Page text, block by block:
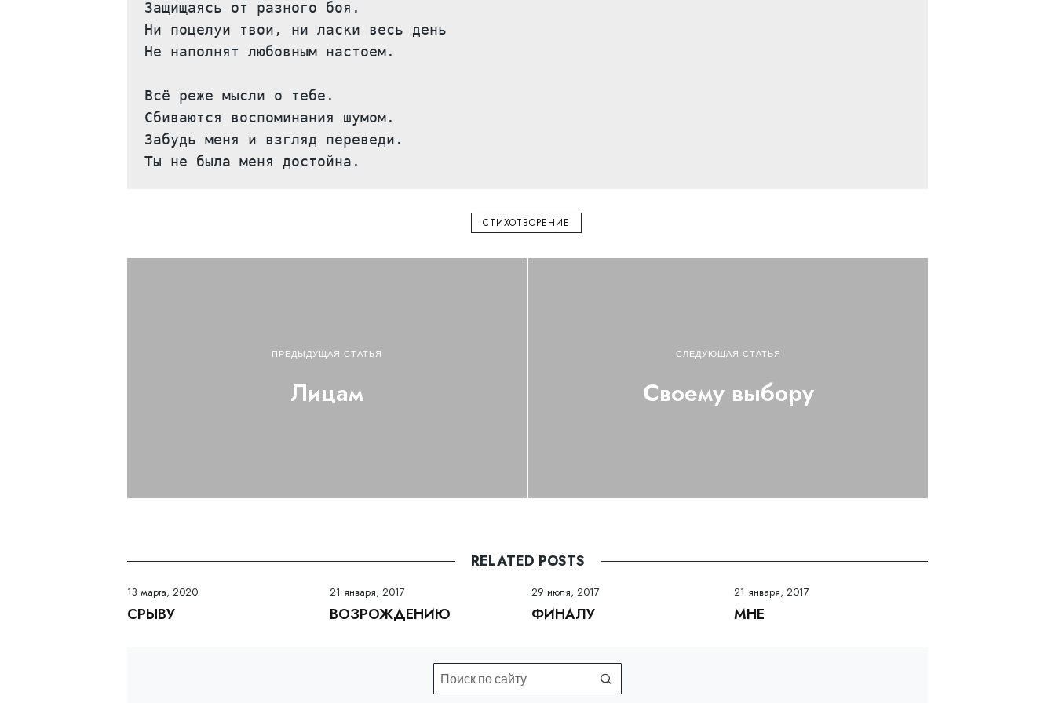
Защищаясь от разного боя.
Ни поцелуи твои, ни ласки весь день
Не наполнят любовным настоем.
Всё реже мысли о тебе.
Сбиваются воспоминания шумом.
Забудь меня и взгляд переведи.
Ты не была меня достойна.
СТИХОТВОРЕНИЕ
ПРЕДЫДУЩАЯ СТАТЬЯ
Лицам
СЛЕДУЮЩАЯ СТАТЬЯ
Своему выбору
RELATED POSTS
13 марта, 2020
СРЫВУ
21 января, 2017
ВОЗРОЖДЕНИЮ
29 июля, 2017
ФИНАЛУ
21 января, 2017
МНЕ